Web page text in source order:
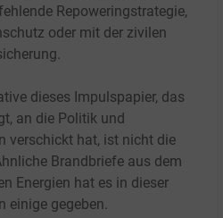
Repoweringstrategie,
oder mit der zivilen
dieses Impulspapier, das
an die Politik und
verschickt hat, ist nicht die
Brandbriefe aus dem
Energien hat es in dieser
einige gegeben.